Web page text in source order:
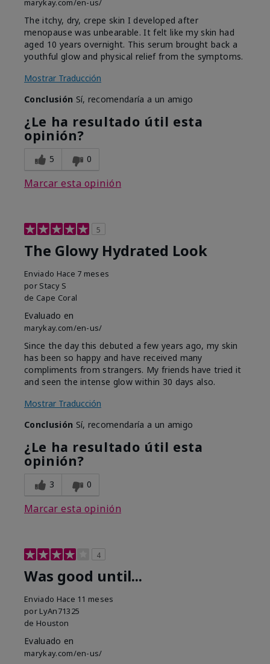
marykay.com/en-us/
The itchy, dry, crepe skin I developed after
menopause was unbearable. It felt like my skin had
aged 10 years overnight. This serum brought back a
youthful glow and physical relief from the symptoms.
Mostrar Traducción
Conclusión Sí, recomendaría a un amigo
¿Le ha resultado útil esta
opinión?
5 0
Marcar esta opinión
5
The Glowy Hydrated Look
Enviado Hace 7 meses
por Stacy S
de Cape Coral
Evaluado en
marykay.com/en-us/
Since the day this debuted a few years ago, my skin
has been so happy and have received many
compliments from strangers. My friends have tried it
and seen the intense glow within 30 days also.
Mostrar Traducción
Conclusión Sí, recomendaría a un amigo
¿Le ha resultado útil esta
opinión?
3 0
Marcar esta opinión
4
Was good until...
Enviado Hace 11 meses
por LyAn71325
de Houston
Evaluado en
marykay.com/en-us/